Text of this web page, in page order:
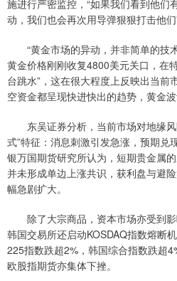
施进行严密监控，“如果我们看到他们
动，我们也会再次用导弹狠狠打击他们”
“黄金市场的异动，并非简单的技术
黄金价格刚刚收复4800美元关口，在
台跳水”，这在很大程度上反映出当前
空资金都呈现快进快出的趋势，黄金波
东吴证券分析，当前市场对地缘风
式”特征：消息刺激引发急涨，预期兑
银万国期货研究所认为，短期贵金属
并未形成单边上涨共识，获利盘与避
幅急剧扩大。
除了大宗商品，资本市场亦受到影
韩国交易所还启动KOSDAQ指数熔断
225指数跌超2%，韩国综合指数跌超
欧股指期货亦集体下挫。